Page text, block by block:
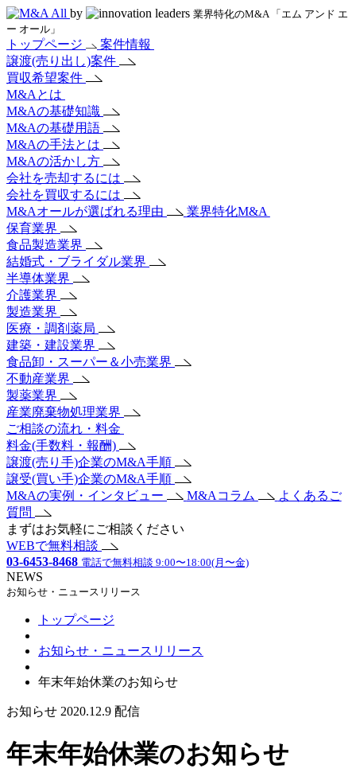
by
業界特化のM&A 「エム アンド エ
ー オール」
トップページ
案件情報
譲渡(売り出し)案件
買収希望案件
M&Aとは
M&Aの基礎知識
M&Aの基礎用語
M&Aの手法とは
M&Aの活かし方
会社を売却するには
会社を買収するには
M&Aオールが選ばれる理由
業界特化M&A
保育業界
食品製造業界
結婚式・ブライダル業界
半導体業界
介護業界
製造業界
医療・調剤薬局
建築・建設業界
食品卸・スーパー＆小売業界
不動産業界
製薬業界
産業廃棄物処理業界
ご相談の流れ・料金
料金(手数料・報酬)
譲渡(売り手)企業のM&A手順
譲受(買い手)企業のM&A手順
M&Aの実例・インタビュー
M&Aコラム
よくあるご
質問
まずはお気軽にご相談ください
WEBで無料相談
03-6453-8468 電話で無料相談 9:00〜18:00(月〜金)
NEWS
お知らせ・ニュースリリース
トップページ
お知らせ・ニュースリリース
年末年始休業のお知らせ
お知らせ 2020.12.9 配信
年末年始休業のお知らせ